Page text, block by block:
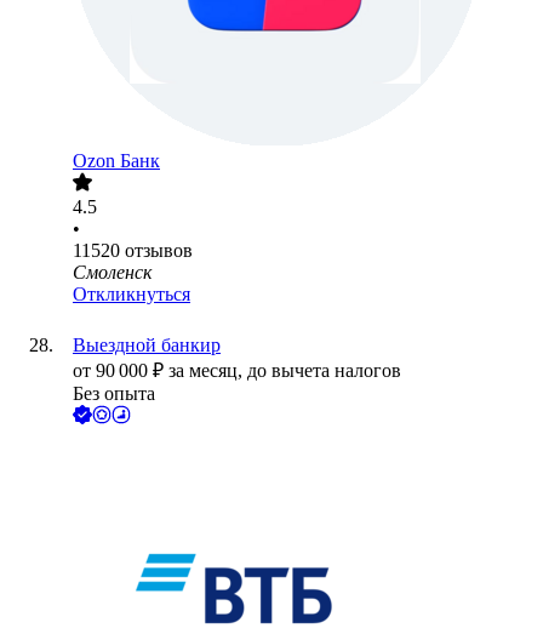
Ozon Банк
4.5
•
11520 отзывов
Смоленск
Откликнуться
Выездной банкир
от 90 000 ₽ за месяц, до вычета налогов
Без опыта